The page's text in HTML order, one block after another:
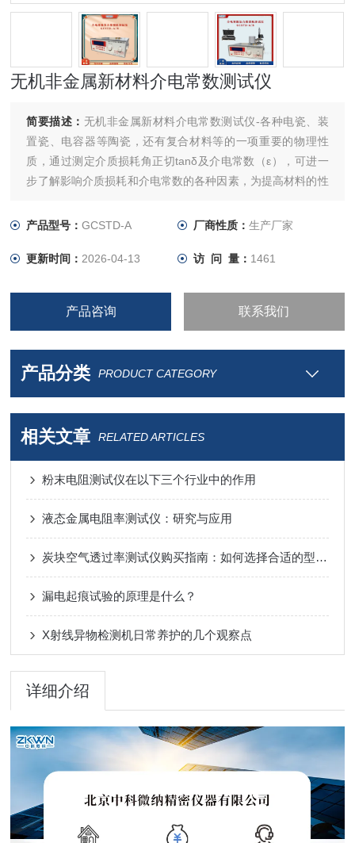
无机非金属新材料介电常数测试仪
简要描述： 无机非金属新材料介电常数测试仪-各种电瓷、装
置瓷、电容器等陶瓷，还有复合材料等的一项重要的物理性
质，通过测定介质损耗角正切tanδ及介电常数（ε），可进一
步了解影响介质损耗和介电常数的各种因素，为提高材料的性
通用、多用途、多量程的阻抗测试。
产品型号：GCSTD-A 厂商性质： 生产厂家
更新时间： 2026-04-13 访 问 量： 1461
产品咨询 联系我们
产品分类 PRODUCT CATEGORY
相关文章 RELATED ARTICLES
粉末电阻测试仪在以下三个行业中的作用
液态金属电阻率测试仪：研究与应用
炭块空气透过率测试仪购买指南：如何选择合适的型号和品牌
漏电起痕试验的原理是什么？
X射线异物检测机日常养护的几个观察点
详细介绍